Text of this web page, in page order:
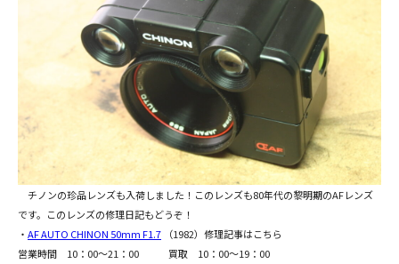
チノンの珍品レンズも入荷しました！このレンズも80年代の黎明期のAFレンズ
です。このレンズの修理日記もどうぞ！
・ AF AUTO CHINON 50mm F1.7 （1982）修理記事はこちら
営業時間 10：00～21：00 買取 10：00～19：00